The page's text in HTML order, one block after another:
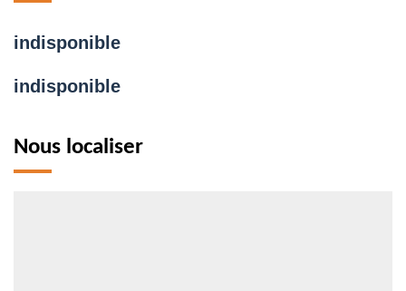
indisponible
indisponible
Nous localiser